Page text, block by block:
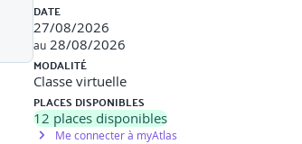
des émotions
émotionnelle
émotionnel
DATE
27/08/2026
au 28/08/2026
MODALITÉ
Classe virtuelle
PLACES DISPONIBLES
12 places disponibles
Me connecter à myAtlas